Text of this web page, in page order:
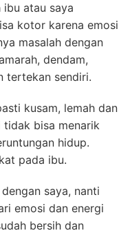
atau saya
kotor karena emosi
masalah dengan
dendam,
tertekan sendiri.
kusam, lemah dan
bisa menarik
hidup.
pada ibu.
saya, nanti
emosi dan energi
bersih dan